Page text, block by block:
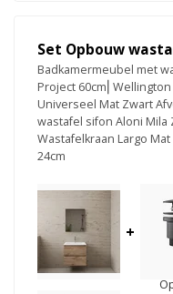
Set Opbouw
Badkamermeubel met
Project 60cm⎢Wellington
Universeel Mat Zwart
wastafel sifon Aloni Mila
Wastafelkraan Largo
24cm
+